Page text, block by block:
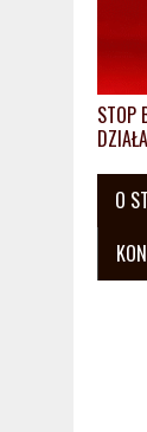
STOP
O